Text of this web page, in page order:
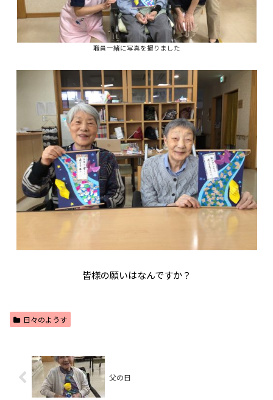
職員一緒に写真を撮りました
皆様の願いはなんですか？
日々のようす
父の日